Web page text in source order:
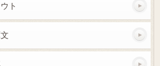
ト